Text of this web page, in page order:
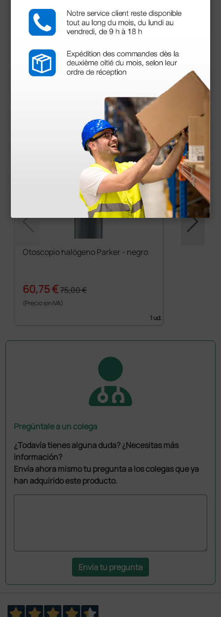
173,94 € 223,00 €
Productos similares
Otoscopio halógeno Parker - negro
60,75 €75,00 €
(Precio sin IVA)
1 ud.
Pregúntale a un colega
¿Todavía tienes alguna duda? ¿Necesitas más
información?
Envía ahora mismo tu pregunta a los colegas que ya
han adquirido este producto.
Envía tu pregunta